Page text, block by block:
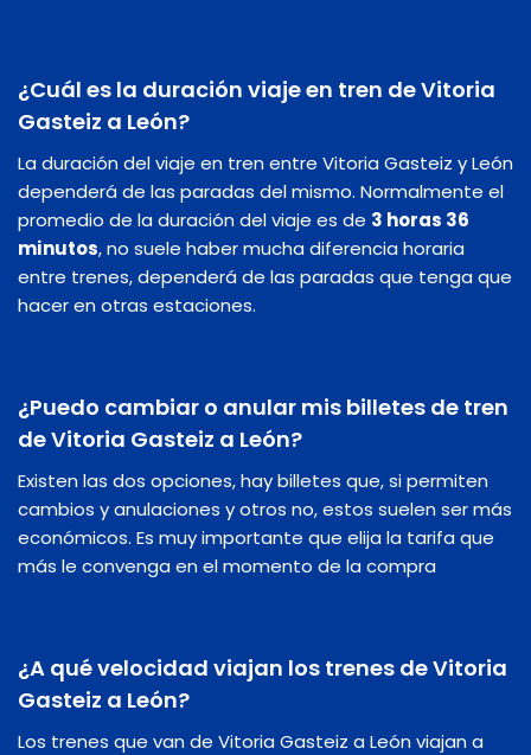
¿Cuál es la duración viaje en tren de Vitoria
Gasteiz a León?
La duración del viaje en tren entre Vitoria Gasteiz y León
dependerá de las paradas del mismo. Normalmente el
promedio de la duración del viaje es de 3 horas 36
minutos, no suele haber mucha diferencia horaria
entre trenes, dependerá de las paradas que tenga que
hacer en otras estaciones.
¿Puedo cambiar o anular mis billetes de tren
de Vitoria Gasteiz a León?
Existen las dos opciones, hay billetes que, si permiten
cambios y anulaciones y otros no, estos suelen ser más
económicos. Es muy importante que elija la tarifa que
más le convenga en el momento de la compra
¿A qué velocidad viajan los trenes de Vitoria
Gasteiz a León?
Los trenes que van de Vitoria Gasteiz a León viajan a